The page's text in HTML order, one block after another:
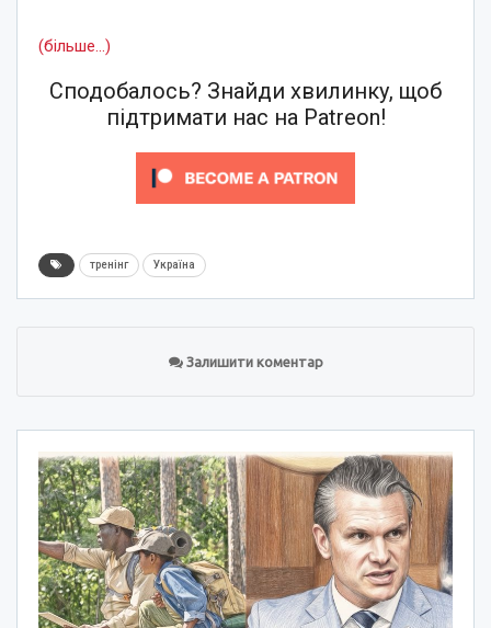
(більше…)
Сподобалось? Знайди хвилинку, щоб
підтримати нас на Patreon!
тренінг Україна
Залишити коментар